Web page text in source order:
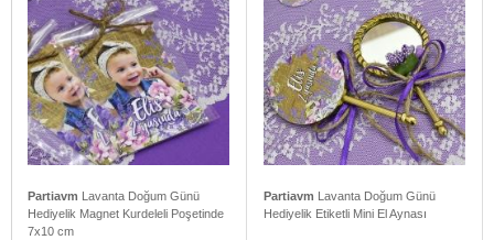
Partiavm Lavanta Doğum Günü
Hediyelik Magnet Kurdeleli Poşetinde
7x10 cm
Partiavm Lavanta Doğum Günü
Hediyelik Etiketli Mini El Aynası